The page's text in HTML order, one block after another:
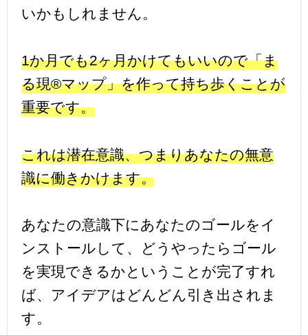
いかもしれません。
1か月でも2ヶ月かけてもいいので「ま
る現®マップ」を作って持ち歩くことが
重要です。
これは潜在意識、つまりあなたの無意
識に働きかけます。
あなたの意識下にあなたのゴールをイ
ンストールして、どうやったらゴール
を実現できるかということが完了すれ
ば、アイデアはどんどん引き出されま
す。